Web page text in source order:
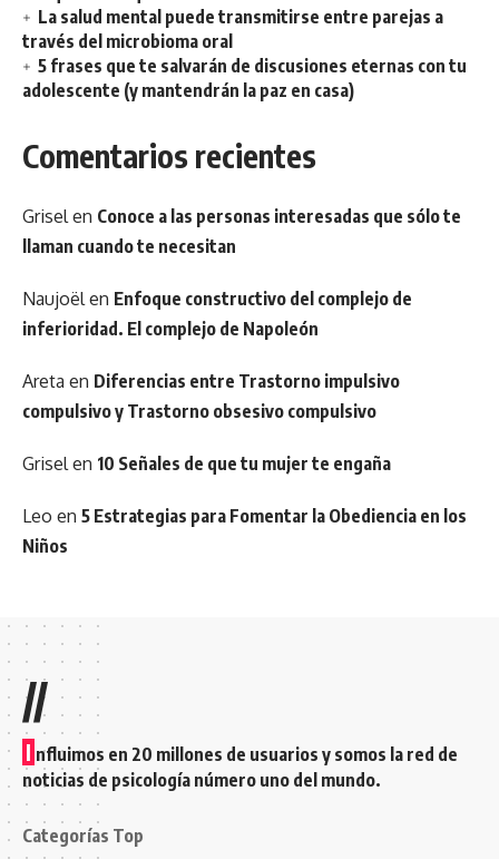
La salud mental puede transmitirse entre parejas a
través del microbioma oral
5 frases que te salvarán de discusiones eternas con tu
adolescente (y mantendrán la paz en casa)
Comentarios recientes
Grisel en Conoce a las personas interesadas que sólo te
llaman cuando te necesitan
Naujoël en Enfoque constructivo del complejo de
inferioridad. El complejo de Napoleón
Areta en Diferencias entre Trastorno impulsivo
compulsivo y Trastorno obsesivo compulsivo
Grisel en 10 Señales de que tu mujer te engaña
Leo en 5 Estrategias para Fomentar la Obediencia en los
Niños
//
I nfluimos en 20 millones de usuarios y somos la red de
noticias de psicología número uno del mundo.
Categorías Top